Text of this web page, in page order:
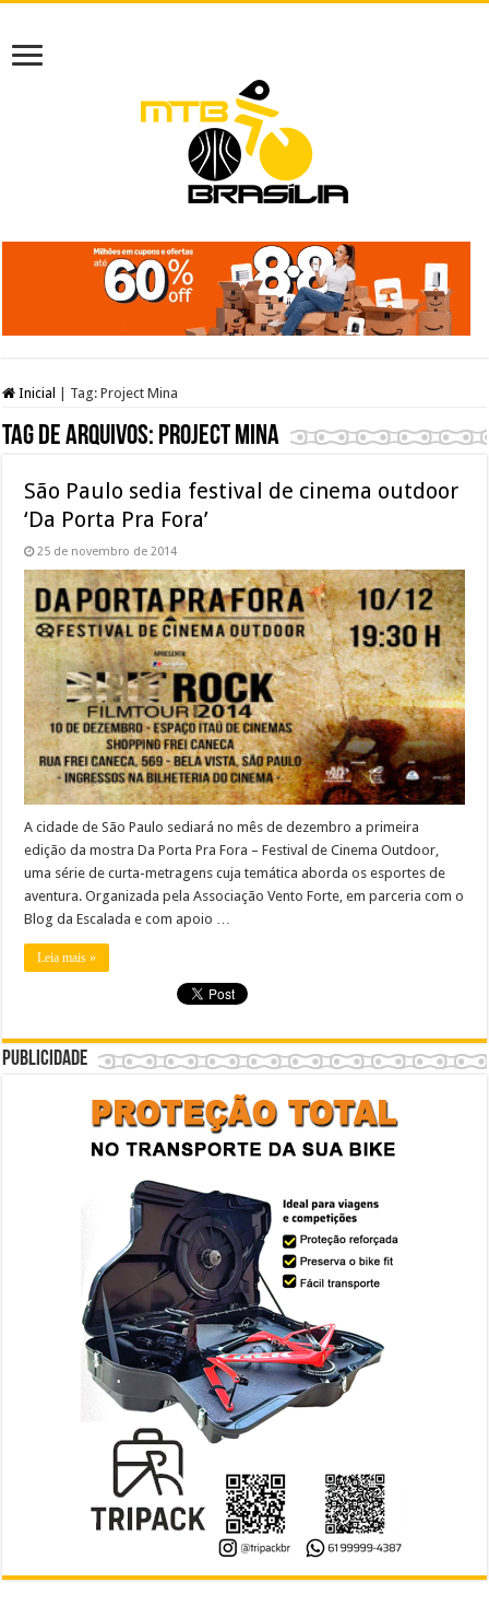
Inicial Tag:Project Mina
Tag de arquivos: Project Mina
São Paulo sedia festival de cinema outdoor
‘Da Porta Pra Fora’
25 de novembro de 2014
A cidade de São Paulo sediará no mês de dezembro a primeira
edição da mostra Da Porta Pra Fora – Festival de Cinema Outdoor,
uma série de curta-metragens cuja temática aborda os esportes de
aventura. Organizada pela Associação Vento Forte, em parceria com o
Blog da Escalada e com apoio …
Leia mais »
Publicidade